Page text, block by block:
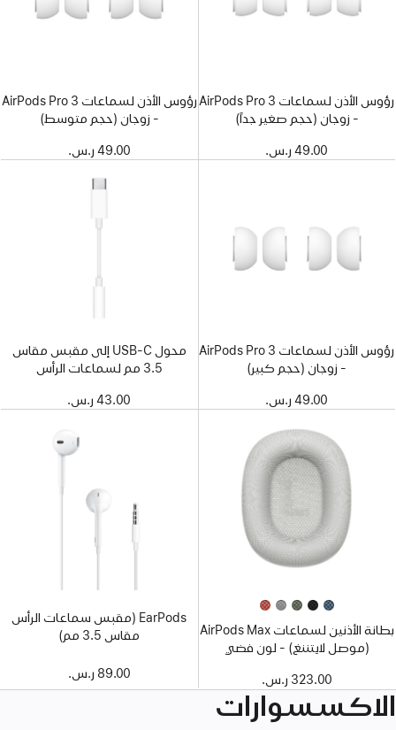
رؤوس الأذن لسماعات AirPods Pro 3
- زوجان (حجم صغير جداً)
49.00 ر.س.‏
رؤوس الأذن لسماعات AirPods Pro 3
- زوجان (حجم متوسط)
49.00 ر.س.‏
رؤوس الأذن لسماعات AirPods Pro 3
- زوجان (حجم كبير)
49.00 ر.س.‏
محول USB-C إلى مقبس مقاس
3.5 مم لسماعات الرأس
43.00 ر.س.‏
بطانة الأذنين لسماعات AirPods Max
(موصل لايتننغ) - لون فضي
323.00 ر.س.‏
EarPods (مقبس سماعات الرأس
مقاس 3.5 مم)
89.00 ر.س.‏
الاكسسوارات